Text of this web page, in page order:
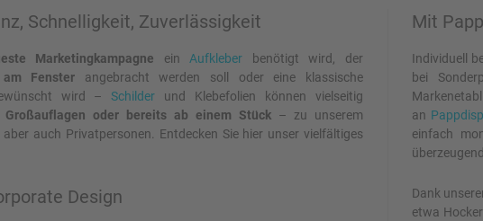
Schnelligkeit, Zuverlässigkeit
Marketingkampagne ein Aufkleber benötigt wird, der
am Fenster angebracht werden soll oder eine klassische
wird – Schilder und Klebefolien können vielseitig
Großauflagen oder bereits ab einem Stück – zu unserem
auch Privatpersonen. Entdecken Sie hier unser vielfältiges
Design
Mit
Individuell
bei
an
einfach
Dank
etwa